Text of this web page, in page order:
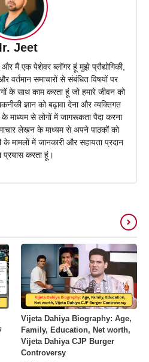
Jeet
मैं एक पेशेवर ब्लॉगर हूं मुझे प्रौद्योगिकी,
वर्तमान समाचारों से संबंधित विषयों पर
के साथ काम करता हूं जो हमारे जीवन को
ज्ञान को बढ़ावा देना और व्यक्तिगत
माध्यम से लोगों में जागरूकता पैदा करना
लेखन के माध्यम से अपने पाठकों को
मामलों में जानकारी और सहायता प्रदान
प्रयास करता हूं।
Vijeta Dahiya Biography: Age,
Family, Education, Net worth,
Vijeta Dahiya CJP Burger
Controversy